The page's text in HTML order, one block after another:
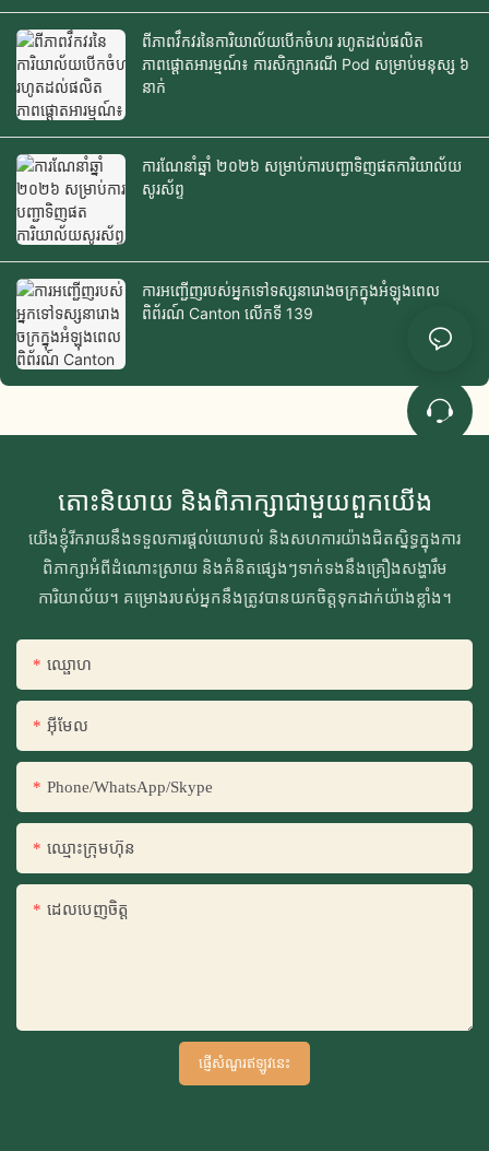
ពីភាពវឹកវរនៃការិយាល័យបើកចំហរ រហូតដល់ផលិត
ភាពផ្តោតអារម្មណ៍៖ ការសិក្សាករណី Pod សម្រាប់មនុស្ស ៦
នាក់
ការណែនាំឆ្នាំ ២០២៦ សម្រាប់ការបញ្ជាទិញផតការិយាល័យ
សូរស័ព្ទ
ការអញ្ជើញរបស់អ្នកទៅទស្សនារោងចក្រក្នុងអំឡុងពេល
ពិព័រណ៍ Canton លើកទី 139
តោះនិយាយ និងពិភាក្សាជាមួយពួកយើង
យើងខ្ញុំរីករាយនឹងទទួលការផ្ដល់យោបល់ និងសហការយ៉ាងជិតស្និទ្ធក្នុងការ
ពិភាក្សាអំពីដំណោះស្រាយ និងគំនិតផ្សេងៗទាក់ទងនឹងគ្រឿងសង្ហារឹម
ការិយាល័យ។ គម្រោងរបស់អ្នកនឹងត្រូវបានយកចិត្តទុកដាក់យ៉ាងខ្លាំង។
ឈ្ផោហ
អ៊ីមែល
Phone/WhatsApp/Skype
ឈ្មោះ​ក្រុម​ហ៊ុន
ដេលបេញចិត្ដ
ផ្ញើសំណួរឥឡូវនេះ